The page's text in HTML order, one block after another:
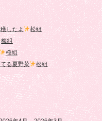
したよ
松組
梅組
桜組
る夏野菜
松組